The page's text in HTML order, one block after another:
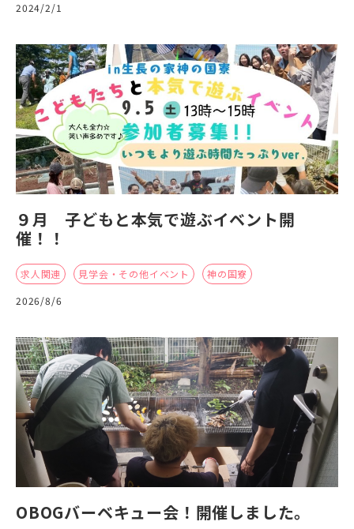
2024/2/1
９月 子どもと本気で遊ぶイベント開
催！！
求人関連 見学会・その他イベント
神の国寮
2026/8/6
OBOGバーベキュー会！開催しました。